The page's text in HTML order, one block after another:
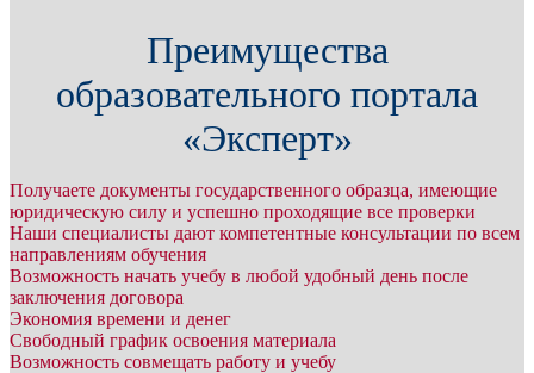
Преимущества
образовательного портала
«Эксперт»
Получаете документы государственного образца, имеющие
юридическую силу и успешно проходящие все проверки
Наши специалисты дают компетентные консультации по всем
направлениям обучения
Возможность начать учебу в любой удобный день после
заключения договора
Экономия времени и денег
Свободный график освоения материала
Возможность совмещать работу и учебу